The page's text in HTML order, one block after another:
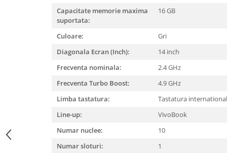
Capacitate memorie maxima
suportata:
16 GB
Culoare:
Gri
Diagonala Ecran (Inch):
14 inch
Frecventa nominala:
2.4 GHz
Frecventa Turbo Boost:
4.9 GHz
Limba tastatura:
Tastatura
Line-up:
VivoBook
Numar nuclee:
10
Numar sloturi:
1